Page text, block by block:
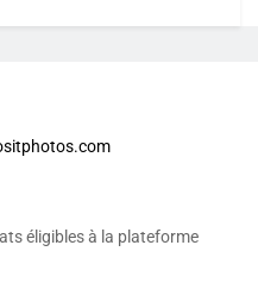
éligibles à la plateforme